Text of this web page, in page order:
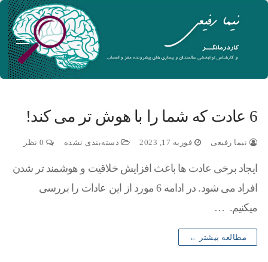
6 عادت که شما را با هوش تر می کند!
نیما رفیعی فوریه 17, 2023 دسته‌بندی نشده
ایجاد برخی عادت ها باعث افزایش خلاقیت و هوشمند تر شدن
افراد می شود. در ادامه 6 مورد از این عادات را بررسی
میکنیم. …
مطالعه بیشتر ←